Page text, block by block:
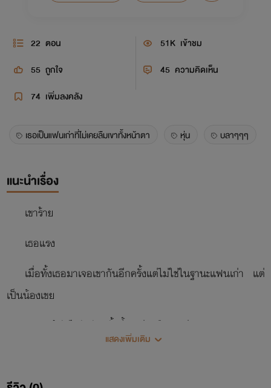
22 ตอน 51K เข้าชม
55 ถูกใจ 45 ความคิดเห็น
74 เพิ่มลงคลัง
เธอเป็นแฟนเก่าที่ไม่เคยลืมเขาทั้งหน้าตา หุ่น บลาๆๆๆ
แนะนำเรื่อง
เขาร้าย
เธอแรง
เมื่อทั้งเธอมาเจอเขากันอีกครั้งแต่ไม่ใช่ในฐานะแฟนเก่า แต่
เป็นน้องเขย
เธอจะทำยังไงกับรักครั้งนี้จะแย่งหรือจะปล่อย..
แสดงเพิ่มเติม